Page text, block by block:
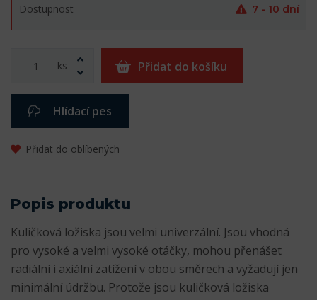
Dostupnost 7 - 10 dní
ks Přidat do košíku
Hlídací pes
Přidat do oblíbených
Popis produktu
Kuličková ložiska jsou velmi univerzální. Jsou vhodná
pro vysoké a velmi vysoké otáčky, mohou přenášet
radiální i axiální zatížení v obou směrech a vyžadují jen
minimální údržbu. Protože jsou kuličková ložiska